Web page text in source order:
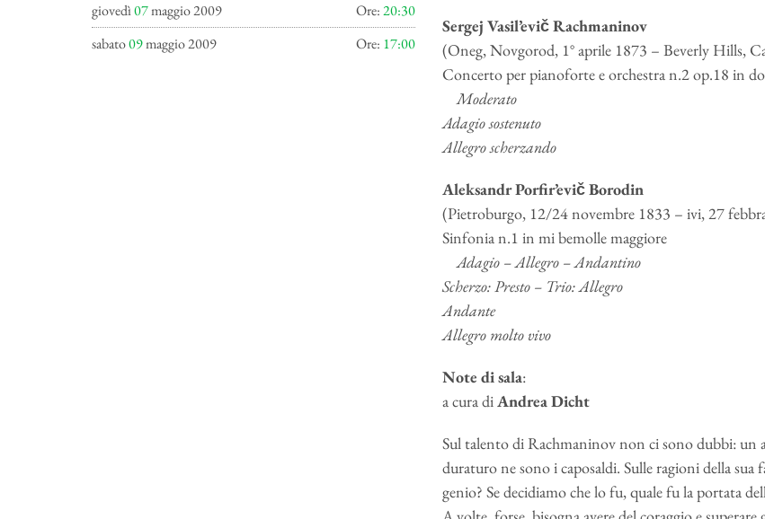
giovedì07maggio 2009 Ore:20:30
sabato09maggio 2009 Ore: 17:00
Sergej Vasil’evič Rachmaninov
(Oneg, Novgorod, 1° aprile 1873 – Beverly Hills,
Concerto per pianoforte e orchestra n.2 op.18 in
Moderato
Adagio sostenuto
Allegro scherzando
Aleksandr Porfir’evič Borodin
(Pietroburgo, 12/24 novembre 1833 – ivi, 27
Sinfonia n.1 in mi bemolle maggiore
Adagio – Allegro – Andantino
Scherzo: Presto – Trio: Allegro
Andante
Allegro molto vivo
Note di sala:
a cura diAndrea Dicht
Sul talento di Rachmaninov non ci sono dubbi: un
duraturo ne sono i caposaldi. Sulle ragioni della
genio? Se decidiamo che lo fu, quale fu la portata